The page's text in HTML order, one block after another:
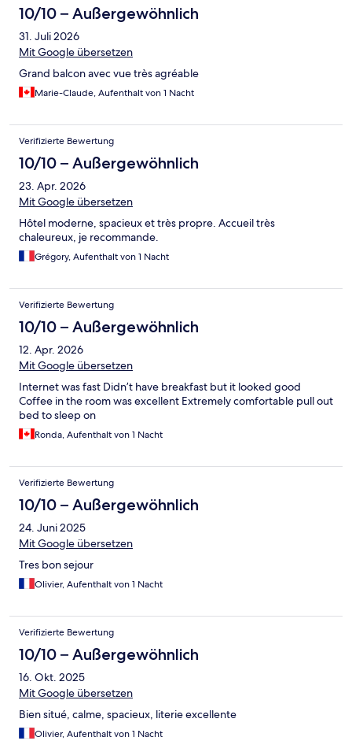
10/10 – Außergewöhnlich
31. Juli 2026
Mit Google übersetzen
Grand balcon avec vue très agréable
Marie-Claude, Aufenthalt von 1 Nacht
Verifizierte Bewertung
10/10 – Außergewöhnlich
23. Apr. 2026
Mit Google übersetzen
Hôtel moderne, spacieux et très propre. Accueil très
chaleureux, je recommande.
Grégory, Aufenthalt von 1 Nacht
Verifizierte Bewertung
10/10 – Außergewöhnlich
12. Apr. 2026
Mit Google übersetzen
Internet was fast Didn’t have breakfast but it looked good
Coffee in the room was excellent Extremely comfortable pull out
bed to sleep on
Ronda, Aufenthalt von 1 Nacht
Verifizierte Bewertung
10/10 – Außergewöhnlich
24. Juni 2025
Mit Google übersetzen
Tres bon sejour
Olivier, Aufenthalt von 1 Nacht
Verifizierte Bewertung
10/10 – Außergewöhnlich
16. Okt. 2025
Mit Google übersetzen
Bien situé, calme, spacieux, literie excellente
Olivier, Aufenthalt von 1 Nacht